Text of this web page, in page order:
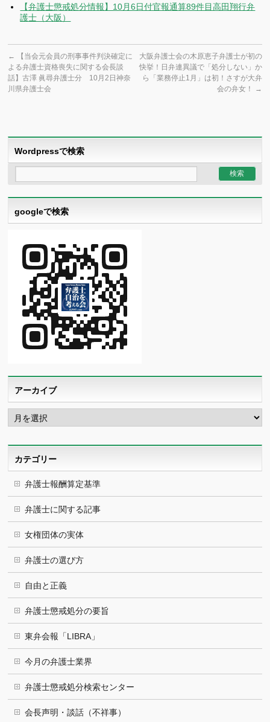
【弁護士懲戒処分情報】10月6日付官報通算89件目高田翔行弁
護士（大阪）
←
【当会元会員の刑事事件判決確定に
よる弁護士資格喪失に関する会長談
話】古澤 眞尋弁護士分 10月2日神奈
川県弁護士会
大阪弁護士会の木原恵子弁護士が初の
快挙！日弁連異議で「処分しない」か
ら「業務停止1月」は初！さすが大弁
会の弁女！
→
Wordpressで検索
googleで検索
アーカイブ
ア
ー
カ
カテゴリー
弁護士報酬算定基準
弁護士に関する記事
女権団体の実体
弁護士の選び方
自由と正義
弁護士懲戒処分の要旨
東弁会報「LIBRA」
今月の弁護士業界
弁護士懲戒処分検索センター
会長声明・談話（不祥事）